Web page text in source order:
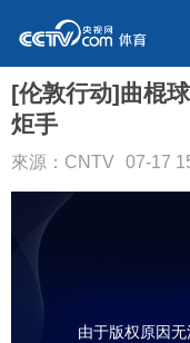
[伦敦行动]曲棍
炬手
來源：CNTV 07-17
由于版权原因